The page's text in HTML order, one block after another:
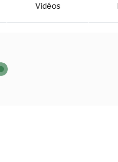
Vidéos